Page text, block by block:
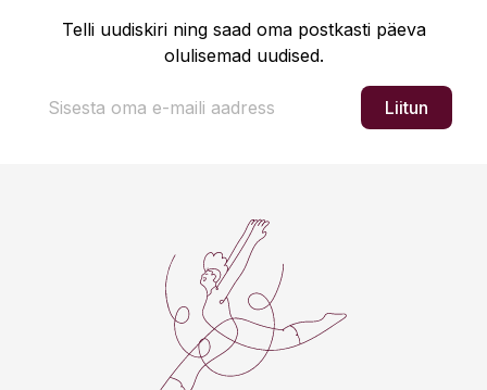
Telli uudiskiri ning saad oma postkasti päeva
olulisemad uudised.
Liitun